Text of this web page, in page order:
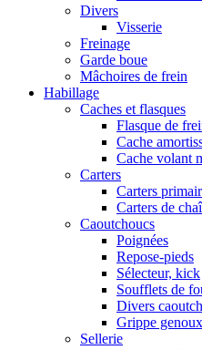
Divers
Visserie
Freinage
Garde boue
Mâchoires de frein
Habillage
Caches et flasques
Flasque de
Cache
Cache volant
Carters
Carters
Carters de
Caoutchoucs
Poignées
Repose-pieds
Sélecteur, kick
Soufflets de
Divers
Grippe genoux
Sellerie